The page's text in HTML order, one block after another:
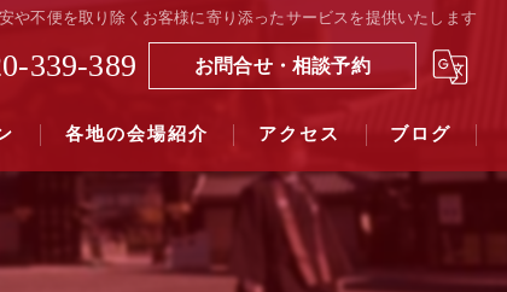
や不便を取り除くお客様に寄り添ったサービスを提供いたします
339-389 お問合せ・相談予約
社寺）｜三々九度東京
各地の会場紹介 アクセス ブログ